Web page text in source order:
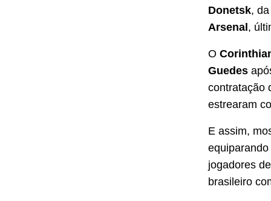
Donetsk,
Arsenal ,
O
Guedes
contratação
estrearam
E assim,
jogadores
brasileiro